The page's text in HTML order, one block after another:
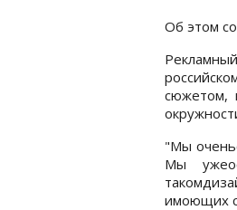
Об этом
сюжетом,
"Мы
Мы
имоющих